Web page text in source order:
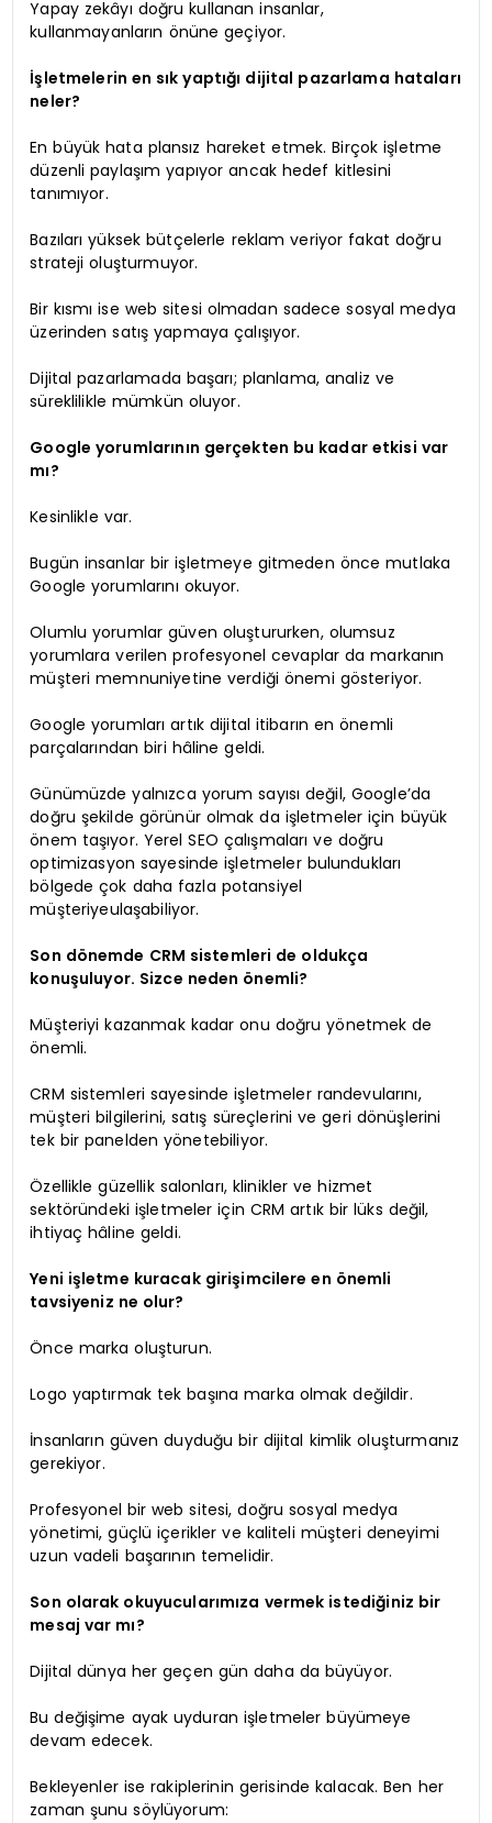
Yapay zekâyı doğru kullanan insanlar,
kullanmayanların önüne geçiyor.
İşletmelerin en sık yaptığı dijital pazarlama hataları
neler?
En büyük hata plansız hareket etmek. Birçok işletme
düzenli paylaşım yapıyor ancak hedef kitlesini
tanımıyor.
Bazıları yüksek bütçelerle reklam veriyor fakat doğru
strateji oluşturmuyor.
Bir kısmı ise web sitesi olmadan sadece sosyal medya
üzerinden satış yapmaya çalışıyor.
Dijital pazarlamada başarı; planlama, analiz ve
süreklilikle mümkün oluyor.
Google yorumlarının gerçekten bu kadar etkisi var
mı?
Kesinlikle var.
Bugün insanlar bir işletmeye gitmeden önce mutlaka
Google yorumlarını okuyor.
Olumlu yorumlar güven oluştururken, olumsuz
yorumlara verilen profesyonel cevaplar da markanın
müşteri memnuniyetine verdiği önemi gösteriyor.
Google yorumları artık dijital itibarın en önemli
parçalarından biri hâline geldi.
Günümüzde yalnızca yorum sayısı değil, Google’da
doğru şekilde görünür olmak da işletmeler için büyük
önem taşıyor. Yerel SEO çalışmaları ve doğru
optimizasyon sayesinde işletmeler bulundukları
bölgede çok daha fazla potansiyel
müşteriyeulaşabiliyor.
Son dönemde CRM sistemleri de oldukça
konuşuluyor. Sizce neden önemli?
Müşteriyi kazanmak kadar onu doğru yönetmek de
önemli.
CRM sistemleri sayesinde işletmeler randevularını,
müşteri bilgilerini, satış süreçlerini ve geri dönüşlerini
tek bir panelden yönetebiliyor.
Özellikle güzellik salonları, klinikler ve hizmet
sektöründeki işletmeler için CRM artık bir lüks değil,
ihtiyaç hâline geldi.
Yeni işletme kuracak girişimcilere en önemli
tavsiyeniz ne olur?
Önce marka oluşturun.
Logo yaptırmak tek başına marka olmak değildir.
İnsanların güven duyduğu bir dijital kimlik oluşturmanız
gerekiyor.
Profesyonel bir web sitesi, doğru sosyal medya
yönetimi, güçlü içerikler ve kaliteli müşteri deneyimi
uzun vadeli başarının temelidir.
Son olarak okuyucularımıza vermek istediğiniz bir
mesaj var mı?
Dijital dünya her geçen gün daha da büyüyor.
Bu değişime ayak uyduran işletmeler büyümeye
devam edecek.
Bekleyenler ise rakiplerinin gerisinde kalacak. Ben her
zaman şunu söylüyorum: